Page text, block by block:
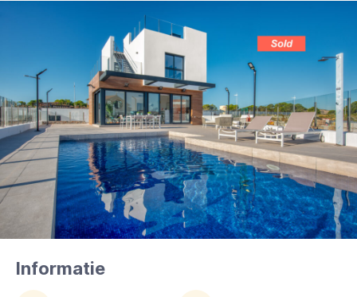
Informatie